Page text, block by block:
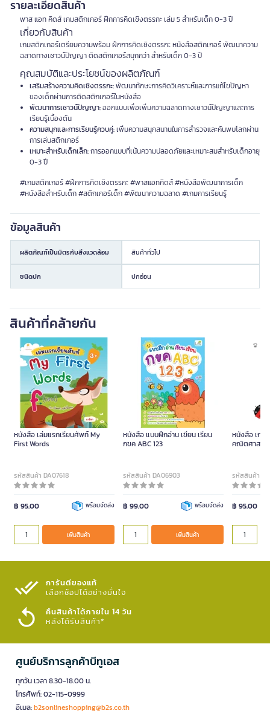
รายละเอียดสินค้า
พาส แอท คิดส์ เกมสติกเกอร์ ฝึกการคิดเชิงตรรกะ เล่ม 5 สำหรับเด็ก 0-3 ปี
เกี่ยวกับสินค้า
เกมสติกเกอร์เตรียมความพร้อม ฝึกการคิดเชิงตรรกะ หนังสือสติกเกอร์ พัฒนาความ
ฉลาดทางเชาวน์ปัญญา ติดสติกเกอร์สนุกกว่า สำหรับเด็ก 0-3 ปี
คุณสมบัติและประโยชน์ของผลิตภัณฑ์
เสริมสร้างความคิดเชิงตรรกะ:พัฒนาทักษะการคิดวิเคราะห์และการแก้ไขปัญหา
ของเด็กผ่านการติดสติกเกอร์ในหนังสือ
พัฒนาการเชาวน์ปัญญา:ออกแบบเพื่อเพิ่มความฉลาดทางเชาวน์ปัญญาและการ
เรียนรู้เบื้องต้น
ความสนุกและการเรียนรู้ควบคู่:เพิ่มความสนุกสนานในการสำรวจและค้นพบโลกผ่าน
การเล่นสติกเกอร์
เหมาะสำหรับเด็กเล็ก:การออกแบบที่เน้นความปลอดภัยและเหมาะสมสำหรับเด็กอายุ
0-3 ปี
#เกมสติกเกอร์ #ฝึกการคิดเชิงตรรกะ #พาสแอทคิดส์ #หนังสือพัฒนาการเด็ก
#หนังสือสำหรับเด็ก #สติกเกอร์เด็ก #พัฒนาความฉลาด #เกมการเรียนรู้
ข้อมูลสินค้า
ผลิตภัณฑ์เป็นมิตรกับสิ่งแวดล้อม สินค้าทั่วไป
ชนิดปก ปกอ่อน
สินค้าที่คล้ายกัน
หนังสือ เล่มแรกเรียนศัพท์ My
First Words
รหัสสินค้า DA07618
฿ 95.00 พร้อมจัดส่ง
เพิ่มสินค้า
หนังสือ แบบฝึกอ่าน เขียน เรียน
กขค ABC 123
รหัสสินค้า DA06903
฿ 99.00 พร้อมจัดส่ง
เพิ่มสินค้า
หนังสือ เกม
คณิตศาสตร์
รหัสสินค้า
฿ 95.00
การันตีของแท้
เลือกช้อปได้อย่างมั่นใจ​
คืนสินค้าได้ภายใน 14 วัน
หลังได้รับสินค้า*
ศูนย์บริการลูกค้าบีทูเอส
ทุกวัน เวลา 8.30-18.00 น.
โทรศัพท์: 02-115-0999
อีเมล:b2sonlineshopping@b2s.co.th